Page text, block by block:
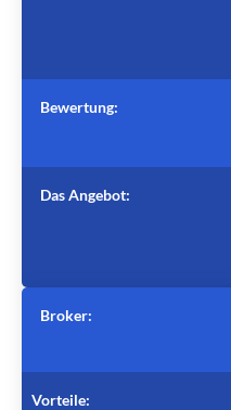
Bewertung:
Das Angebot:
Broker:
Vorteile: